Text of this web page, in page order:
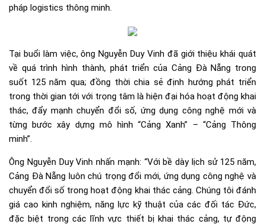
pháp logistics thông minh.
Tại buổi làm việc, ông Nguyễn Duy Vinh đã giới thiệu khái quát
về quá trình hình thành, phát triển của Cảng Đà Nẵng trong
suốt 125 năm qua; đồng thời chia sẻ định hướng phát triển
trong thời gian tới với trọng tâm là hiện đại hóa hoạt động khai
thác, đẩy mạnh chuyển đổi số, ứng dụng công nghệ mới và
từng bước xây dựng mô hình “Cảng Xanh” – “Cảng Thông
minh”.
Ông Nguyễn Duy Vinh nhấn mạnh: “Với bề dày lịch sử 125 năm,
Cảng Đà Nẵng luôn chú trọng đổi mới, ứng dụng công nghệ và
chuyển đổi số trong hoạt động khai thác cảng. Chúng tôi đánh
giá cao kinh nghiệm, năng lực kỹ thuật của các đối tác Đức,
đặc biệt trong các lĩnh vực thiết bị khai thác cảng, tự động